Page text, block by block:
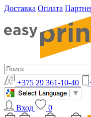
Доставка Оплата
+375 29 361-10-40
Вход 0